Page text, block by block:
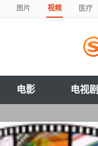
图片 视频 医疗
电影 电视剧